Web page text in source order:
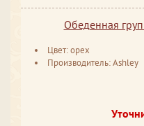
Обеденная
Цвет: орех
Производитель: Ashley